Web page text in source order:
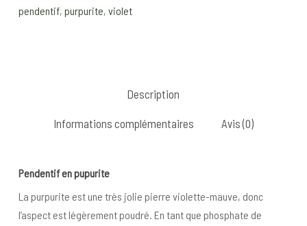
pendentif, purpurite, violet
Description
Informations complémentaires Avis (0)
Pendentif en pupurite
La purpurite est une très jolie pierre violette-mauve, donc
l’aspect est légèrement poudré. En tant que phosphate de